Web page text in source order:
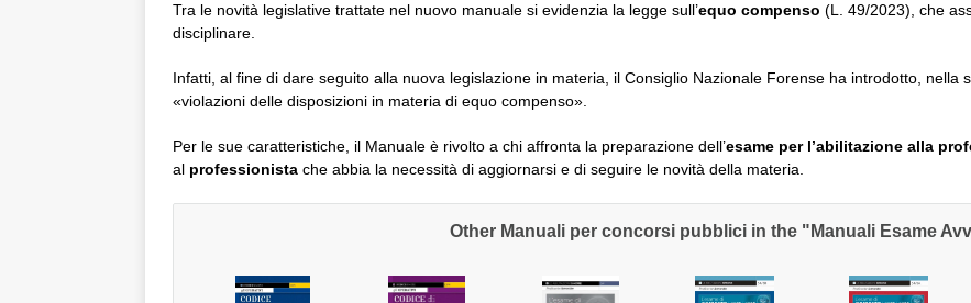
Tra le novità legislative trattate nel nuovo manuale si evidenzia la legge sull’equo compenso (L. 49/2023), che
disciplinare.
Infatti, al fine di dare seguito alla nuova legislazione in materia, il Consiglio Nazionale Forense ha introdotto, nella
«violazioni delle disposizioni in materia di equo compenso».
Per le sue caratteristiche, il Manuale è rivolto a chi affronta la preparazione dell’esame per l’abilitazione alla
al professionista che abbia la necessità di aggiornarsi e di seguire le novità della materia.
Other Manuali per concorsi pubblici in the "Manuali Esame